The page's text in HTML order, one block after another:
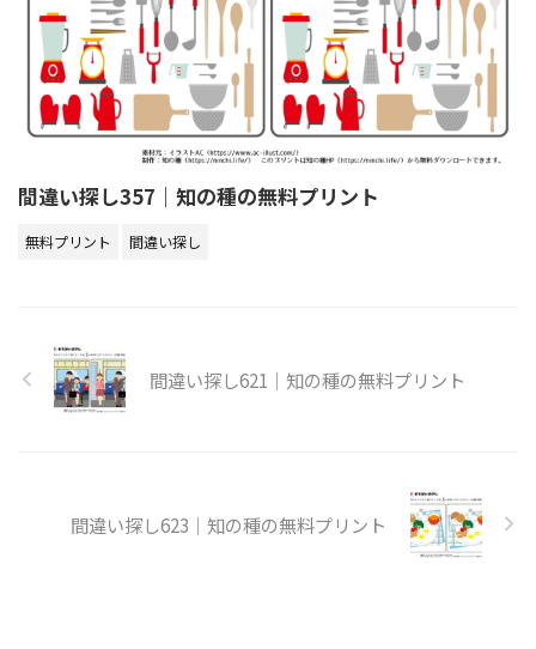
間違い探し357｜知の種の無料プリント
無料プリント 間違い探し
間違い探し621｜知の種の無料プリント
間違い探し623｜知の種の無料プリント